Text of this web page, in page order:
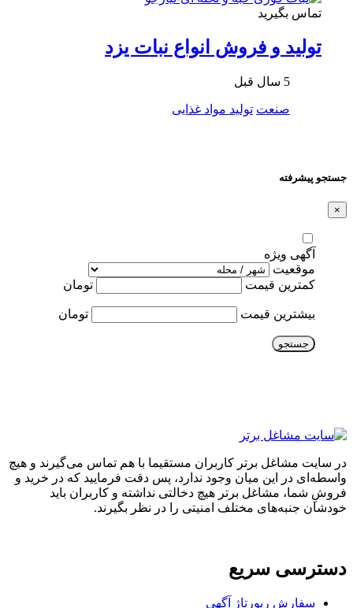
تماس بگیرید
تولید و فروش انواع نبات یزد
5 سال قبل
صنعت تولید مواد غذایی
جستجو پیشرفته
×
آگهی ویژه
موقعیت
کمترین قیمت
تومان
بیشترین قیمت تومان
جستجو
در سایت مشاغل برتر کاربران مستقیما با هم تماس می‌گیرند و هیچ
واسطه‌ای در این میان وجود ندارد، پس دقت فرمایید که در خرید و
فروشِ شما، مشاغل برتر هیچ دخالتی نداشته و کاربران باید
خودشان جنبه‌های مختلف امنیتی را در نظر بگیرند.
دسترسی سریع
سفارش رپورتاژ آگهی